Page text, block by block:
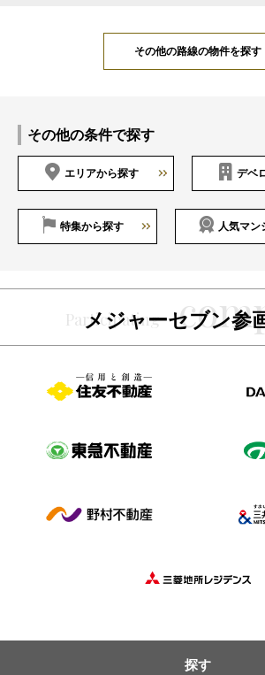
その他の路線の物件を探す
その他の条件で探す
エリアから探す デベ
特集から探す 人気マン
メジャーセブン参
探す